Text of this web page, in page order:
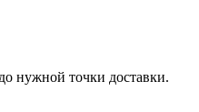
нужной точки доставки.